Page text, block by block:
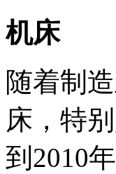
机床
随着制
床，特
到2010